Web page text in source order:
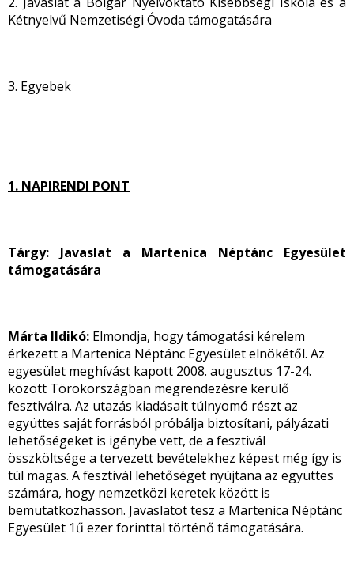
Kétnyelvű Nemzetiségi Óvoda támogatására
3. Egyebek
1. NAPIRENDI PONT
Tárgy: Javaslat a Martenica Néptánc Egyesület
támogatására
Márta Ildikó: Elmondja, hogy támogatási kérelem
érkezett a Martenica Néptánc Egyesület elnökétől. Az
egyesület meghívást kapott 2008. augusztus 17-24.
között Törökországban megrendezésre kerülő
fesztiválra. Az utazás kiadásait túlnyomó részt az
együttes saját forrásból próbálja biztosítani, pályázati
lehetőségeket is igénybe vett, de a fesztivál
összköltsége a tervezett bevételekhez képest még így is
túl magas. A fesztivál lehetőséget nyújtana az együttes
számára, hogy nemzetközi keretek között is
bemutatkozhasson. Javaslatot tesz a Martenica Néptánc
Egyesület 1ű ezer forinttal történő támogatására.